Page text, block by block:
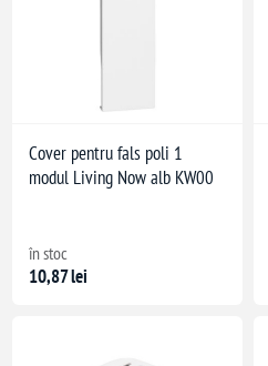
Cover pentru fals poli 1
modul Living Now alb KW00
în stoc
10,87 lei